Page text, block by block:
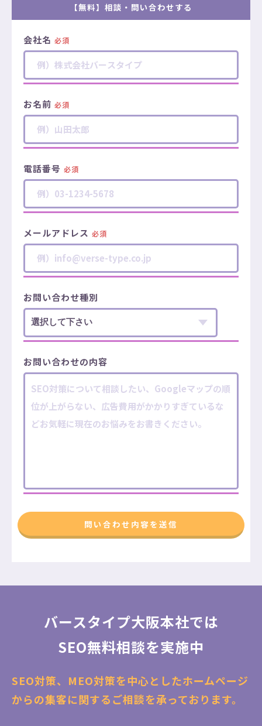
【無料】相談・問い合わせする
会社名 必須
お名前 必須
電話番号 必須
メールアドレス 必須
お問い合わせ種別
お問い合わせの内容
バースタイプ大阪本社では
SEO無料相談を実施中
SEO対策、MEO対策を中心としたホームページ
からの集客に関するご相談を承っております。